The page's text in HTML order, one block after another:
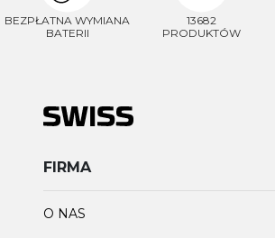
BEZPŁATNA WYMIANA
BATERII
13682
PRODUKTÓW
FIRMA
O NAS